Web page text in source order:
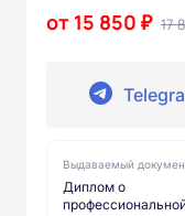
от 15 850 ₽ 17
Выдаваемый
Диплом о